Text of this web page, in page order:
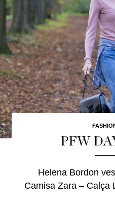
PFW
Helena Bordon
Camisa Zara – Calça